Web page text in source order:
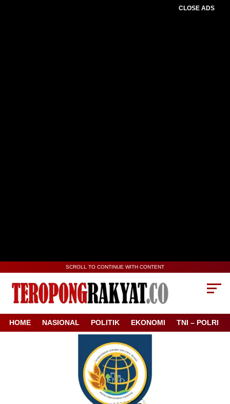
CLOSE ADS
SCROLL TO CONTINUE WITH CONTENT
HOME NASIONAL POLITIK EKONOMI TNI – POLRI